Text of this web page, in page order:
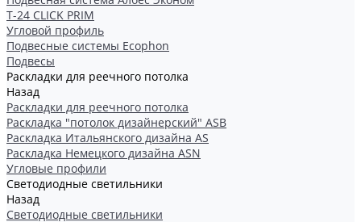
Т-24 CLICK PRIM
Угловой профиль
Подвесные системы Ecophon
Подвесы
Раскладки для реечного потолка
Назад
Раскладки для реечного потолка
Раскладка "потолок дизайнерский" ASB
Раскладка Итальянского дизайна AS
Раскладка Немецкого дизайна АSN
Угловые профили
Светодиодные светильники
Назад
Светодиодные светильники